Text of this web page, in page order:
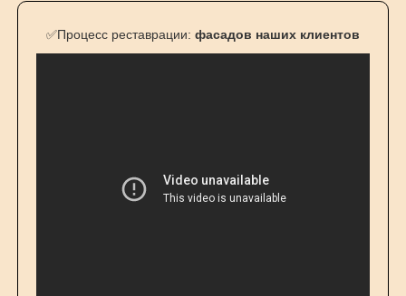
✅Процесс реставрации: фасадов наших клиентов